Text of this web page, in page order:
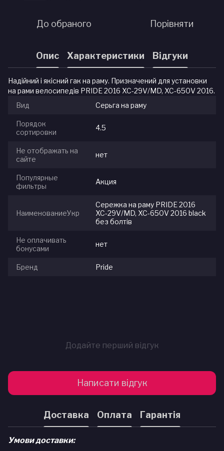
До обраного Порівняти
Опис Характеристики Відгуки
Надійний і якісний гак на раму. Призначений для установки
на рами велосипедів PRIDE 2016 XC-29V/MD, XC-650V 2016.
Вид
Серьга на раму
Порядок
сортировки
4.5
Не отображать на
сайте
нет
Популярные
фильтры
Акция
НаименованиеУкр
Сережка на раму PRIDE 2016
XC-29V/MD, XC-650V 2016 black
без болтів
Не оплачивать
бонусами
нет
Бренд Pride
Додайте перший відгук
Написати відгук
Доставка Оплата Гарантія
Умови доставки: